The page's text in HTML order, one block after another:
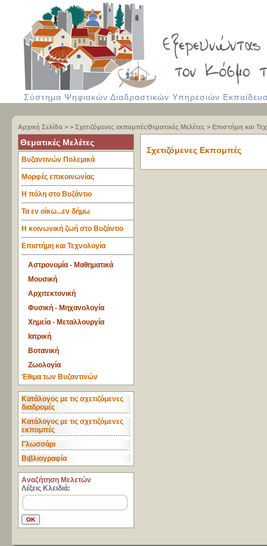
Σύστημα Ψηφιακών Διαδραστικών Υπηρεσιών
Αρχική Σελίδα > > Σχετιζόμενες εκπομπέςΘεματικές Μελέτες > Επιστήμη και
Θεματικές Μελέτες
Βυζαντινών Πολεμικά
Μορφές επικοινωνίας
Η πόλη στο Βυζάντιο
Τα εν οίκω...εν δήμω
Η κοινωνική ζωή στο Βυζάντιο
Επιστήμη και Τεχνολογία
Αστρονομία - Μαθηματικά
Μουσική
Αρχιτεκτονική
Φυσική - Μηχανολογία
Χημεία - Μεταλλουργία
Ιατρική
Βοτανική
Ζωολογία
Έθιμα των Βυζαντινών
Κατάλογος με τις σχετιζόμενες
διαδρομές
Κατάλογος με τις σχετιζόμενες
εκπομπές
Γλωσσάρι
Βιβλιογραφία
Aναζήτηση Μελετών
Λέξεις Κλειδιά:
Σχετιζόμενες Εκπομπές